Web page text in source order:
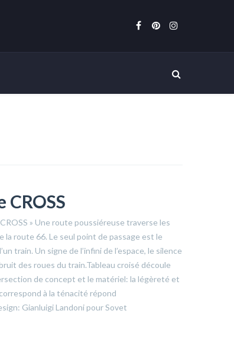
CROSS
» Une route poussiéreuse traverse les
la route 66. Le seul point de passage est le
train. Un signe de l’infini de l’espace, le silence
des roues du train.Tableau croisé découle
de concept et le matériel: la légèreté et
à la ténacité répond
Gianluigi Landoni pour Sovet